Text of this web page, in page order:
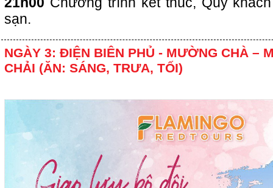
sạn.
NGÀY 3: ĐIỆN BIÊN PHỦ - MƯỜNG CHÀ –
CHẢI (ĂN: SÁNG, TRƯA, TỐI)